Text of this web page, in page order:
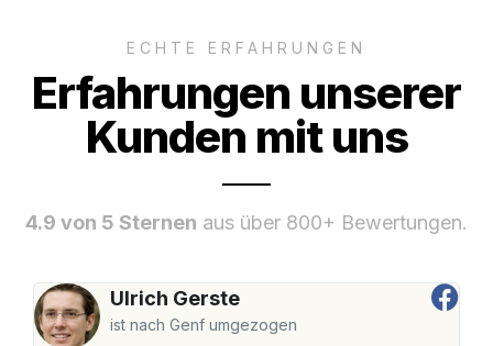
ECHTE ERFAHRUNGEN
Erfahrungen unserer
Kunden mit uns
4.9 von 5 Sternen aus über 800+ Bewertungen.
Ulrich Gerste
ist nach Genf umgezogen